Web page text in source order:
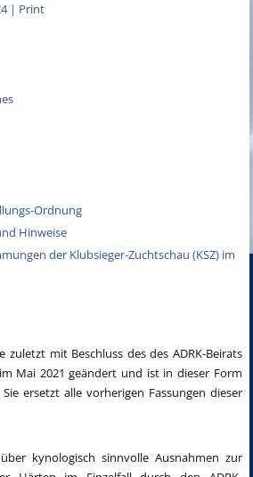
| Print
Ordnung
Hinweise
der Klubsieger-Zuchtschau (KSZ) im
zuletzt mit Beschluss des des ADRK-Beirats
Mai 2021 geändert und ist in dieser Form
ersetzt alle vorherigen Fassungen dieser
kynologisch sinnvolle Ausnahmen zur